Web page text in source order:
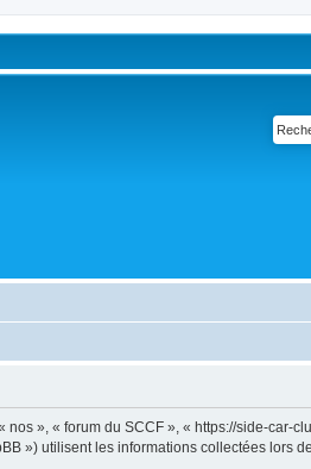
», « forum du SCCF », « https://side-car-
») utilisent les informations collectées lors